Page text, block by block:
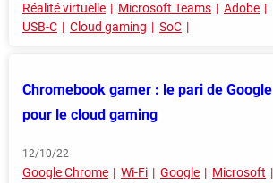
Réalité virtuelle
Microsoft Teams
Adobe
USB-C
Cloud gaming SoC
Chromebook gamer : le pari de Google
pour le cloud gaming
12/10/22
Google Chrome Wi-Fi Google
Microsoft